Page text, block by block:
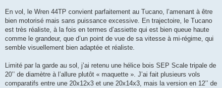
En vol, le Wren 44TP convient parfaitement au Tucano, l’amenant à être
bien motorisé mais sans puissance excessive. En trajectoire, le Tucano
est très réaliste, à la fois en termes d’assiette qui est bien queue haute
comme le grandeur, que d’un point de vue de sa vitesse à mi-régime, qui
semble visuellement bien adaptée et réaliste.
Limité par la garde au sol, j’ai retenu une hélice bois SEP Scale tripale de
20’’ de diamètre à l’allure plutôt « maquette ». J’ai fait plusieurs vols
comparatifs entre une 20x12x3 et une 20x14x3, mais la version en 12’’ de